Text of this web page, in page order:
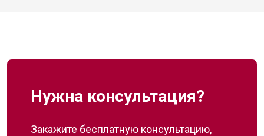
Нужна консультация?
Закажите бесплатную консультацию,